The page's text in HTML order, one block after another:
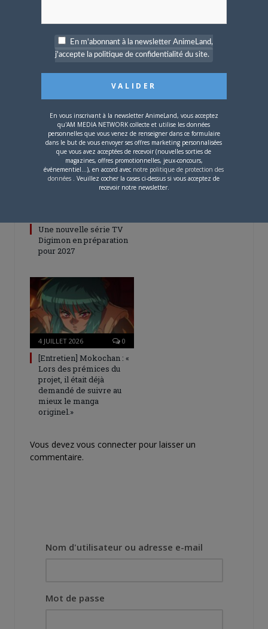
0
L’AnimeLand Hors-Série
– Spécial Posters est
disponible !
Une nouvelle série TV
Digimon en préparation
pour 2027
4 JUILLET 2026 0
[Entretien] Mokochan : «
Lors des prémices du
projet, il était déjà
demandé de suivre au
mieux le manga
originel.»
Vous devez vous connecter pour laisser un
commentaire.
Nom d'utilisateur ou adresse e-mail
Mot de passe
En m'abonnant à la newsletter AnimeLand,
j'accepte la politique de confidentialité du site.
En vous inscrivant à la newsletter AnimeLand, vous acceptez
qu'AM MEDIA NETWORK collecte et utilise les données
personnelles que vous venez de renseigner dans ce formulaire
dans le but de vous envoyer ses offres marketing personnalisées
que vous avez acceptées de recevoir (nouvelles sorties de
magazines, offres promotionnelles, jeux-concours,
événementiel...), en accord avec notre politique de protection des
données . Veuillez cocher la cases ci-dessus si vous acceptez de
recevoir notre newsletter.